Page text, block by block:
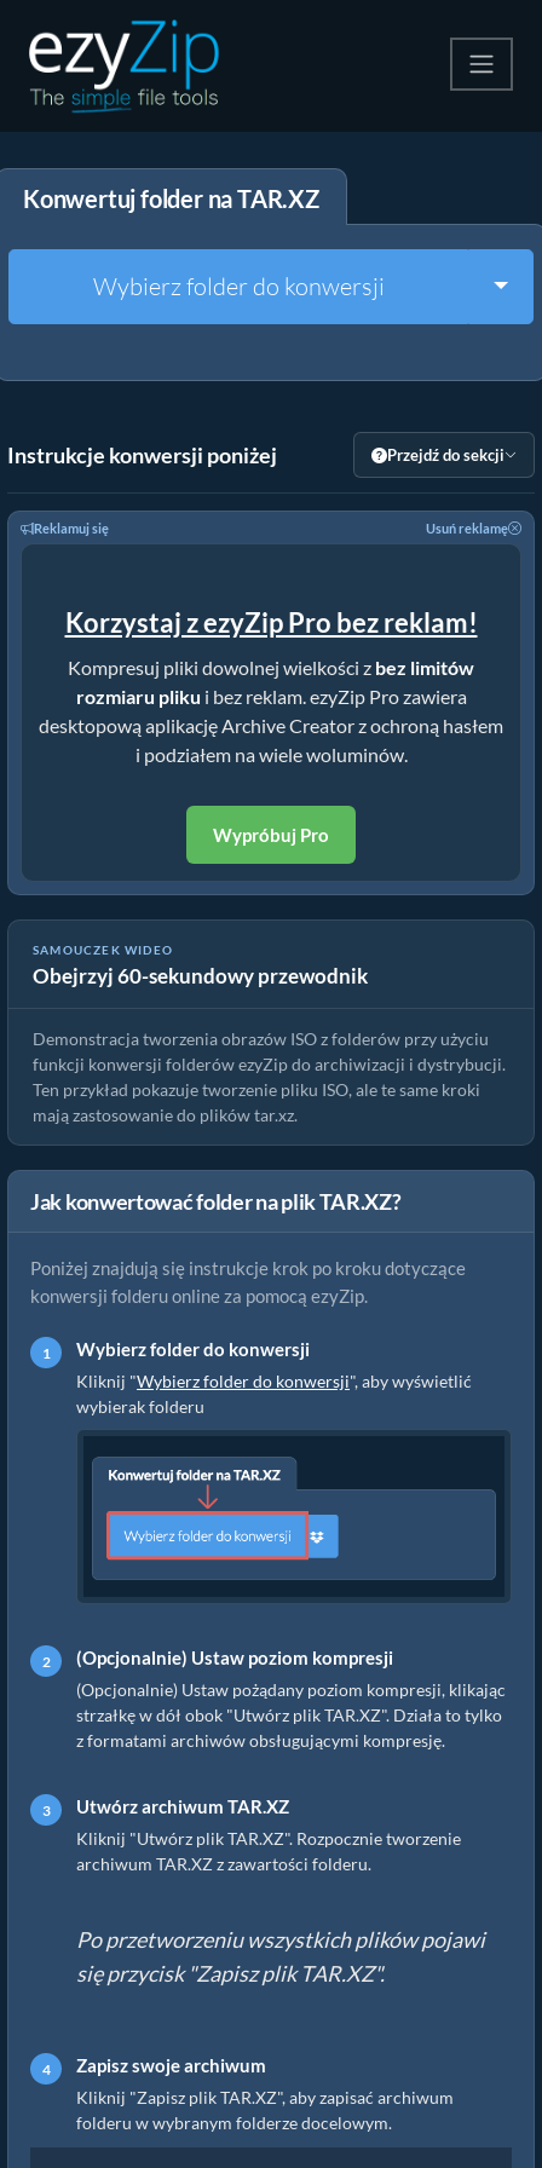
Rozpakuj
Inne narzędzia
Konwertuj folder na TAR.XZ
Wybierz folder do konwersji
Instrukcje konwersji poniżej Przejdź do sekcji
Reklamuj się Usuń reklamę
Korzystaj z ezyZip Pro bez reklam!
Kompresuj pliki dowolnej wielkości z bez limitów
rozmiaru pliku i bez reklam. ezyZip Pro zawiera
desktopową aplikację Archive Creator z ochroną hasłem
i podziałem na wiele woluminów.
Wypróbuj Pro
SAMOUCZEK WIDEO
Obejrzyj 60-sekundowy przewodnik
Jak utworzyć plik tar.xz z folderu | Online za darmo
Demonstracja tworzenia obrazów ISO z folderów przy użyciu
funkcji konwersji folderów ezyZip do archiwizacji i dystrybucji.
Ten przykład pokazuje tworzenie pliku ISO, ale te same kroki
mają zastosowanie do plików tar.xz.
Jak konwertować folder na plik TAR.XZ?
Poniżej znajdują się instrukcje krok po kroku dotyczące
konwersji folderu online za pomocą ezyZip.
Wybierz folder do konwersji
Kliknij "Wybierz folder do konwersji", aby wyświetlić
wybierak folderu
(Opcjonalnie) Ustaw poziom kompresji
(Opcjonalnie) Ustaw pożądany poziom kompresji, klikając
strzałkę w dół obok "Utwórz plik TAR.XZ". Działa to tylko
z formatami archiwów obsługującymi kompresję.
Utwórz archiwum TAR.XZ
Kliknij "Utwórz plik TAR.XZ". Rozpocznie tworzenie
archiwum TAR.XZ z zawartości folderu.
Po przetworzeniu wszystkich plików pojawi
się przycisk "Zapisz plik TAR.XZ".
Zapisz swoje archiwum
Kliknij "Zapisz plik TAR.XZ", aby zapisać archiwum
folderu w wybranym folderze docelowym.